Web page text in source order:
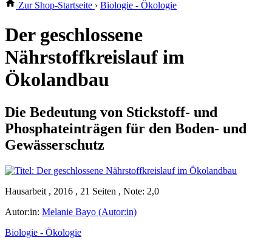
Zur Shop-Startseite › Biologie - Ökologie
Der geschlossene
Nährstoffkreislauf im
Ökolandbau
Die Bedeutung von Stickstoff- und
Phosphateinträgen für den Boden- und
Gewässerschutz
Hausarbeit , 2016 , 21 Seiten , Note: 2,0
Autor:in: Melanie Bayo (Autor:in)
Biologie - Ökologie